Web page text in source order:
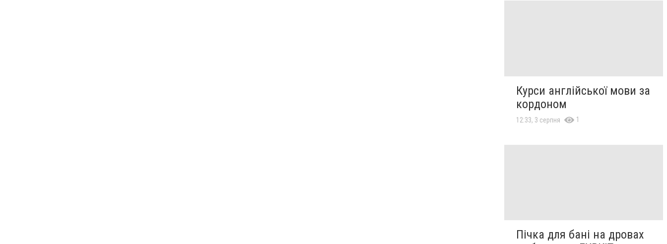
Курси англійської мови за
кордоном
12:33, 3 серпня 1
Пічка для бані на дровах